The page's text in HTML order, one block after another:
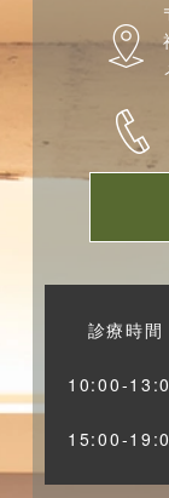
診療時間
10:00-
15:00-